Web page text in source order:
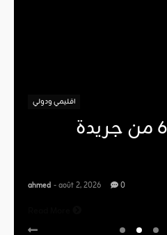
اقليمي ودولي
صدور العدد 602 من جريدة
ahmed - août 2, 2026 0